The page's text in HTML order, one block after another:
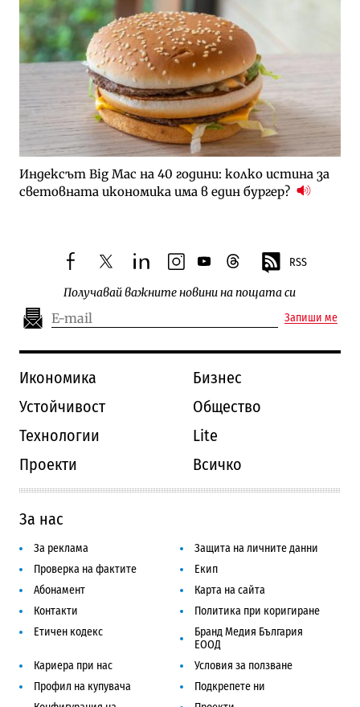
Индексът Big Mac на 40 години: колко истина за
световната икономика има в един бургер?
facebooktwitterlinkedininstagram
youtubethreads RSS
Получавай важните новини на пощата си
Запиши ме
Икономика
Бизнес
Устойчивост
Общество
Технологии
Lite
Проекти
Всичко
За нас
За реклама
Защита на личните данни
Проверка на фактите
Екип
Абонамент
Карта на сайта
Контакти
Политика при коригиране
Етичен кодекс
Бранд Медия България
ЕООД
Кариера при нас
Условия за ползване
Профил на купувача
Подкрепете ни